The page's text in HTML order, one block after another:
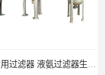
液氨专用过滤器 液氨过滤器生产厂家